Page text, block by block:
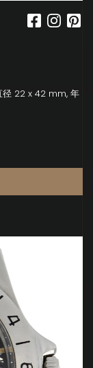
径 22 x 42 mm, 年